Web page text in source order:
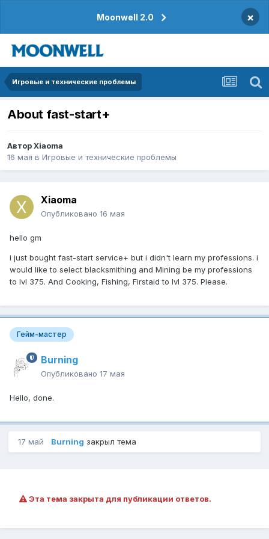
Moonwell 2.0 ×
Игровые и технические проблемы
About fast-start+
АвторXiaoma
16 мая в Игровые и технические проблемы
Xiaoma
Опубликовано 16 мая
hello gm
i just bought fast-start service+ but i didn't learn my professions. i
would like to select blacksmithing and Mining be my professions
to lvl 375. And Cooking, Fishing, Firstaid to lvl 375. Please.
Гейм-мастер
Burning
Опубликовано 17 мая
Hello, done.
17 май Burning закрыл тема
Эта тема закрыта для публикации ответов.